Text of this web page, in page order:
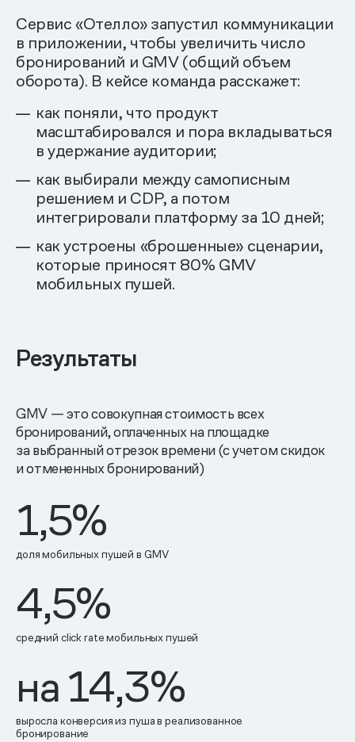
Сервис «Отелло» запустил коммуникации
в приложении, чтобы увеличить число
бронирований и GMV (общий объем
оборота). В кейсе команда расскажет:
как поняли, что продукт
масштабировался и пора вкладываться
в удержание аудитории;
как выбирали между самописным
решением и CDP, а потом
интегрировали платформу за 10 дней;
как устроены «брошенные» сценарии,
которые приносят 80% GMV
мобильных пушей.
Результаты
GMV — это совокупная стоимость всех
бронирований, оплаченных на площадке
за выбранный отрезок времени (с учетом скидок
и отмененных бронирований)
1,5%
доля мобильных пушей в GMV
4,5%
средний click rate мобильных пушей
на 14,3%
выросла конверсия из пуша в реализованное
бронирование